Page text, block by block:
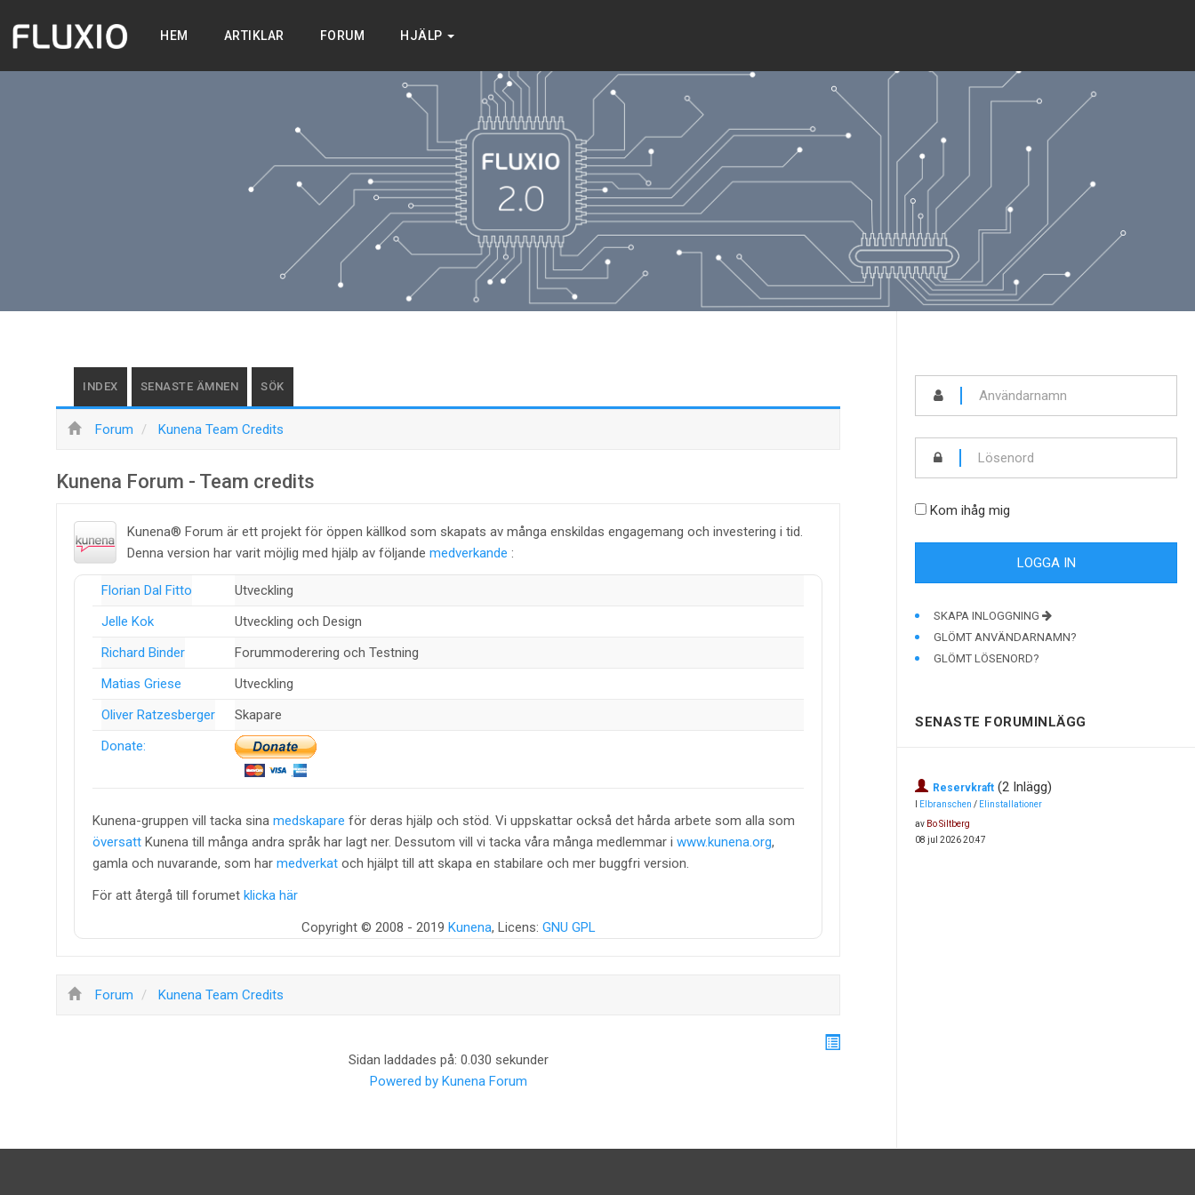
HEM ARTIKLAR FORUM HJÄLP
INDEX SENASTE ÄMNEN SÖK
Forum Kunena Team Credits
Kunena Forum - Team credits
Kunena® Forum är ett projekt för öppen källkod som skapats av många enskildas engagemang och investering i tid.
Denna version har varit möjlig med hjälp av följandemedverkande :
Florian Dal Fitto
Utveckling
Jelle Kok
Utveckling och Design
Richard Binder
Forummoderering och Testning
Matias Griese
Utveckling
Oliver Ratzesberger
Skapare
Donate:
Kunena-gruppen vill tacka sinamedskapare för deras hjälp och stöd. Vi uppskattar också det hårda arbete som alla som
översatt Kunena till många andra språk har lagt ner. Dessutom vill vi tacka våra många medlemmar iwww.kunena.org,
gamla och nuvarande, som harmedverkat och hjälpt till att skapa en stabilare och mer buggfri version.
För att återgå till forumet klicka här
Copyright © 2008 - 2019 Kunena, Licens: GNU GPL
Forum Kunena Team Credits
Sidan laddades på: 0.030 sekunder
Powered by Kunena Forum
Kom ihåg mig
SKAPA INLOGGNING
GLÖMT ANVÄNDARNAMN?
GLÖMT LÖSENORD?
SENASTE FORUMINLÄGG
Reservkraft (2 Inlägg)
Elbranschen / Elinstallationer
av Bo Siltberg
08 jul 2026 20:47